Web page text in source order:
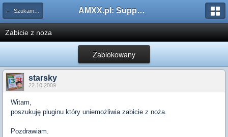
← Szukam pluginu AMXX.pl: Support AMX Mod X i SourceMod
Zabicie z noża
Zablokowany
starsky
22.10.2009
Witam,
poszukuję pluginu który uniemożliwia zabicie z noża.
Pozdrawiam.